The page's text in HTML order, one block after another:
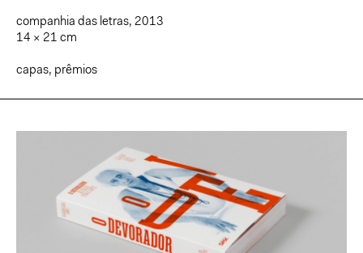
companhia das letras, 2013
14 × 21 cm
capas, prêmios